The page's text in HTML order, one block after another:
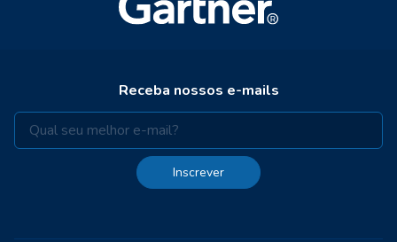
Receba nossos e-mails
Inscrever